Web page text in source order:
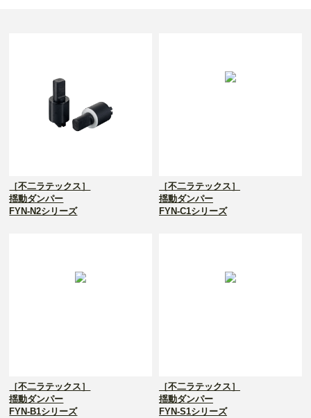
［不二ラテックス］
揺動ダンパー
FYN-N2シリーズ
［不二ラテックス］
揺動ダンパー
FYN-C1シリーズ
［不二ラテックス］
揺動ダンパー
FYN-B1シリーズ
［不二ラテックス］
揺動ダンパー
FYN-S1シリーズ